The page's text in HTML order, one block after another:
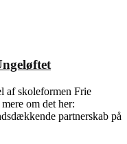
af skoleformen Frie
om det her:
partnerskab på